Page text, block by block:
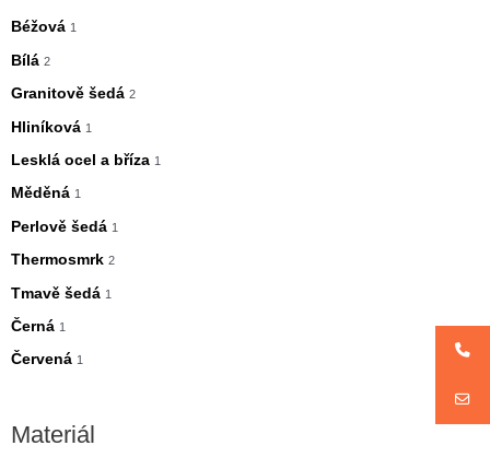
Béžová 1
Bílá 2
Granitově šedá 2
Hliníková 1
Lesklá ocel a bříza 1
Měděná 1
Perlově šedá 1
Thermosmrk 2
Tmavě šedá 1
Černá 1
Červená 1
Materiál